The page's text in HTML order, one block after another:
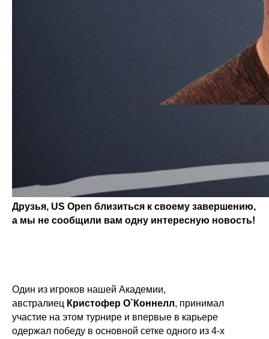
Друзья, US Open близиться к своему завершению,
а мы не сообщили вам одну интересную новость!
Один из игроков нашей Академии,
австралиец Кристофер О`Коннелл, принимал
участие на этом турнире и впервые в карьере
одержал победу в основной сетке одного из 4-х